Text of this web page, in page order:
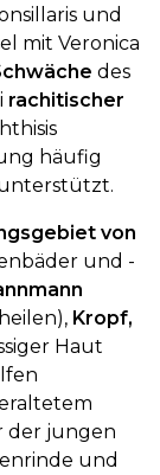
und
mit Veronica
des
rachitischer
häufig
von
und -
Kropf,
Haut
der jungen
und